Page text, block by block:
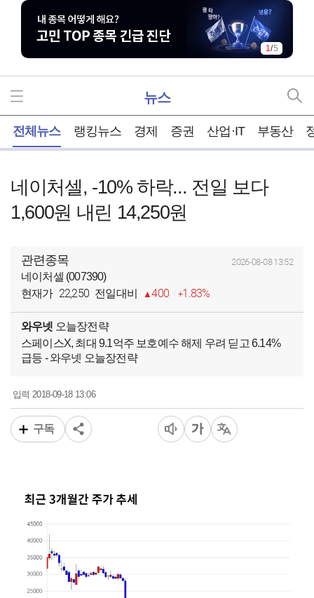
1/5
뉴스
전체뉴스 랭킹뉴스 경제 증권 산업·IT 부동산
네이처셀, -10% 하락... 전일 보다
1,600원 내린 14,250원
관련종목 2026-08-08 13:52
네이처셀 (007390)
현재가 22,250 전일대비 400 1.83%
와우넷 오늘장전략
스페이스X, 최대 9.1억주 보호예수 해제 우려 딛고 6.14%
급등 - 와우넷 오늘장전략
입력2018-09-18 13:06
구독